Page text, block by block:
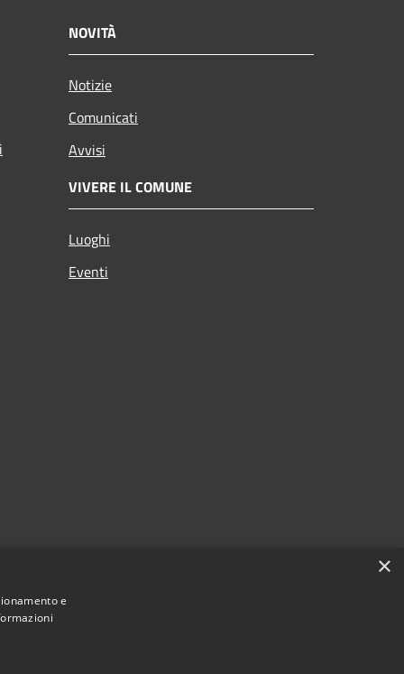
NOVITÀ
Notizie
Comunicati
Avvisi
VIVERE IL COMUNE
Luoghi
Eventi
×
e